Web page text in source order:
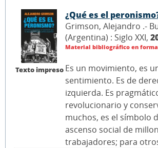
Texto impreso
¿Qué es el
Grimson, Alejandro .-
(Argentina) : Siglo XXI,
Material bibliográfico en
Es un movimiento, es
sentimiento. Es de
izquierda. Es
revolucionario y
muchos, es el símbolo
ascenso social de
trabajadores; para